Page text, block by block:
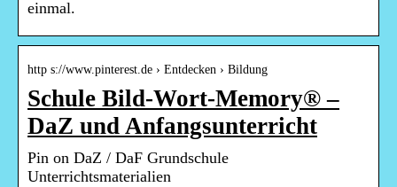
einmal.
http s://www.pinterest.de › Entdecken › Bildung
Schule Bild-Wort-Memory® –
DaZ und Anfangsunterricht
Pin on DaZ / DaF Grundschule
Unterrichtsmaterialien